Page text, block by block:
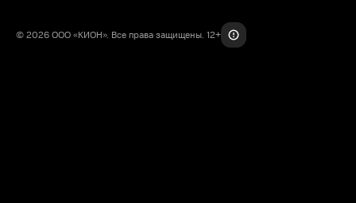
© 2026 ООО «КИОН». Все права защищены. 12+